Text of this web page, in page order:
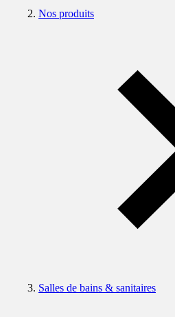
Nos produits
Salles de bains & sanitaires